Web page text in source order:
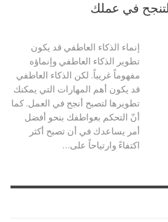
في عملك
إنماء الذكاء العاطفي قد يكون
تطوير الذكاء العاطفي وإنماؤه
مفهوماً غريباً. لكن الذكاء العاطفي
قد يكون أهم المهارات التي يمكنك
تطويرها لتصبح أنجح في العمل. كما
أنّ التحكم بعواطفك بنحو أفضل
أمر يساعدك في أن تصبح أكثر
اكتفاءً وارتياحاً على…